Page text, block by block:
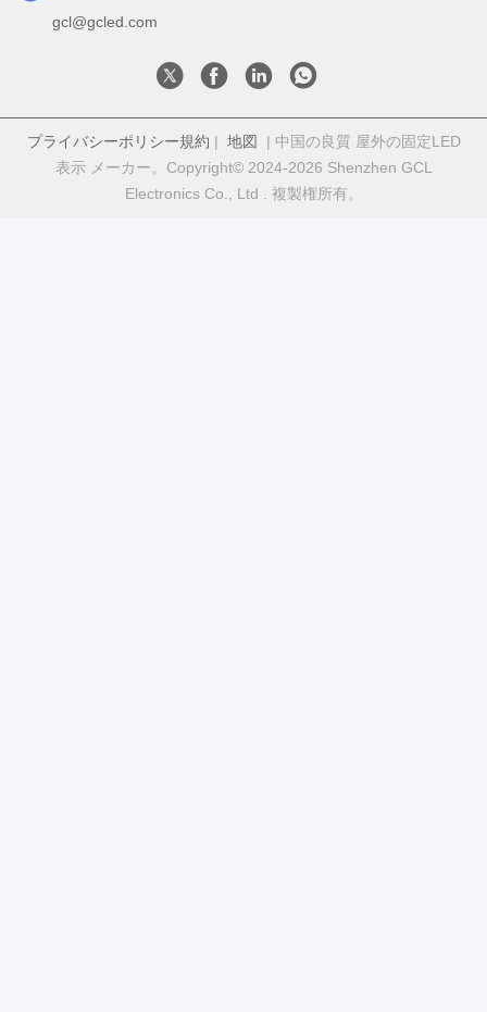
gcl@gcled.com
プライバシーポリシー規約 | 地図 | 中国の良質 屋外の固定LED
表示 メーカー。Copyright© 2024-2026 Shenzhen GCL
Electronics Co., Ltd . 複製権所有。